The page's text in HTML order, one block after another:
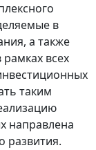
в
а также
всех
таким
направлена
развития.